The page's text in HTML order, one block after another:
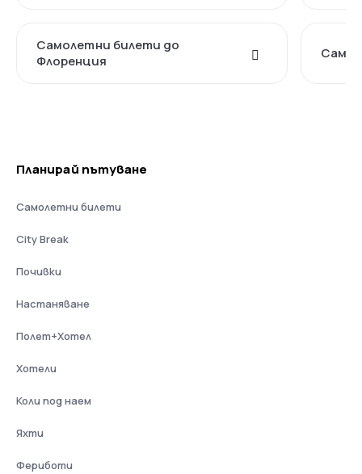
Самолетни билети до
Флоренция
Планирай пътуване
Самолетни билети
City Break
Почивки
Настаняване
Полет+Хотел
Хотели
Коли под наем
Яхти
Фериботи